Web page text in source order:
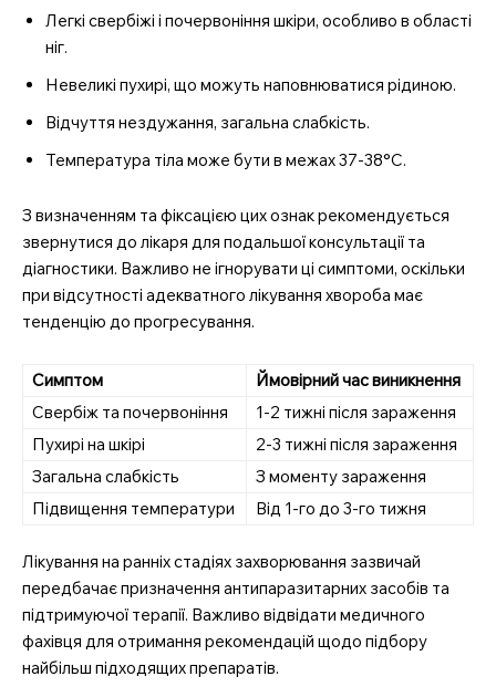
SUBSCRIBE NOW
Company
Про нас
Медичні книги
Легкі свербіжі і почервоніння шкіри, особливо в області
ніг.
Невеликі пухирі, що можуть наповнюватися рідиною.
Відчуття нездужання, загальна слабкість.
Температура тіла може бути в межах 37-38°C.
З визначенням та фіксацією цих ознак рекомендується
звернутися до лікаря для подальшої консультації та
діагностики. Важливо не ігнорувати ці симптоми, оскільки
при відсутності адекватного лікування хвороба має
тенденцію до прогресування.
Симптом
Ймовірний час виникнення
Свербіж та почервоніння
1-2 тижні після зараження
Пухирі на шкірі
2-3 тижні після зараження
Загальна слабкість
З моменту зараження
Підвищення температури
Від 1-го до 3-го тижня
Лікування на ранніх стадіях захворювання зазвичай
передбачає призначення антипаразитарних засобів та
підтримуючої терапії. Важливо відвідати медичного
фахівця для отримання рекомендацій щодо підбору
найбільш підходящих препаратів.